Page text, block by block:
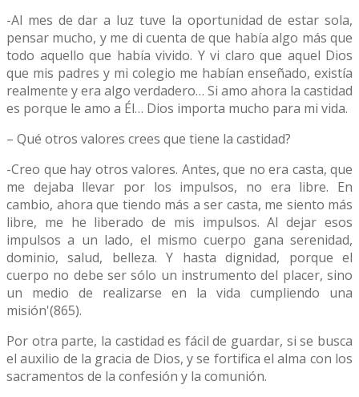
-Al mes de dar a luz tuve la oportunidad de estar sola,
pensar mucho, y me di cuenta de que había algo más que
todo aquello que había vivido. Y vi claro que aquel Dios
que mis padres y mi colegio me habían enseñado, existía
realmente y era algo verdadero… Si amo ahora la castidad
es porque le amo a Él… Dios importa mucho para mi vida.
– Qué otros valores crees que tiene la castidad?
-Creo que hay otros valores. Antes, que no era casta, que
me dejaba llevar por los impulsos, no era libre. En
cambio, ahora que tiendo más a ser casta, me siento más
libre, me he liberado de mis impulsos. Al dejar esos
impulsos a un lado, el mismo cuerpo gana serenidad,
dominio, salud, belleza. Y hasta dignidad, porque el
cuerpo no debe ser sólo un instrumento del placer, sino
un medio de realizarse en la vida cumpliendo una
misión'(865).
Por otra parte, la castidad es fácil de guardar, si se busca
el auxilio de la gracia de Dios, y se fortifica el alma con los
sacramentos de la confesión y la comunión.